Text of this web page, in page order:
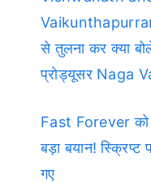
से तुलना कर क्या
प्रोड्यूसर Naga
Fast Forever
बड़ा बयान!
गए